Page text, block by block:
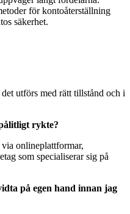
för kontoåterställning
säkerhet.
utförs med rätt tillstånd och i
rykte?
onlineplattformar,
som specialiserar sig på
på egen hand innan jag